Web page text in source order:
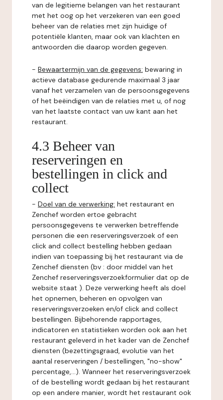
van de legitieme belangen van het restaurant
met het oog op het verzekeren van een goed
beheer van de relaties met zijn huidige of
potentiële klanten, maar ook van klachten en
antwoorden die daarop worden gegeven.
- Bewaartermijn van de gegevens: bewaring in
actieve database gedurende maximaal 3 jaar
vanaf het verzamelen van de persoonsgegevens
of het beëindigen van de relaties met u, of nog
van het laatste contact van uw kant aan het
restaurant.
4.3 Beheer van
reserveringen en
bestellingen in click and
collect
- Doel van de verwerking: het restaurant en
Zenchef worden ertoe gebracht
persoonsgegevens te verwerken betreffende
personen die een reserveringsverzoek of een
click and collect bestelling hebben gedaan
indien van toepassing bij het restaurant via de
Zenchef diensten (bv : door middel van het
Zenchef reserveringsverzoekformulier dat op de
website staat ). Deze verwerking heeft als doel
het opnemen, beheren en opvolgen van
reserveringsverzoeken en/of click and collect
bestellingen. Bijbehorende rapportages,
indicatoren en statistieken worden ook aan het
restaurant geleverd in het kader van de Zenchef
diensten (bezettingsgraad, evolutie van het
aantal reserveringen / bestellingen, "no-show"
percentage,...). Wanneer het reserveringsverzoek
of de bestelling wordt gedaan bij het restaurant
op een andere manier, wordt het restaurant ook